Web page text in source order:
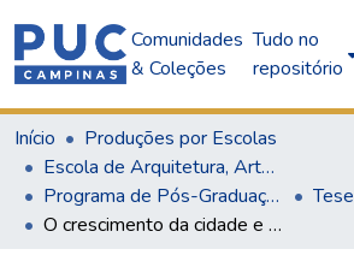
Comunidades
& Coleções
Tudo no
repositório
Início
Produções por Escolas
Escola de Arquitetura, Artes e Design
Programa de Pós-Graduação em Arquitetura e Urbanismo
Tese
O crescimento da cidade e a aniquilação dos rios - estudo de caso córrego rapadura